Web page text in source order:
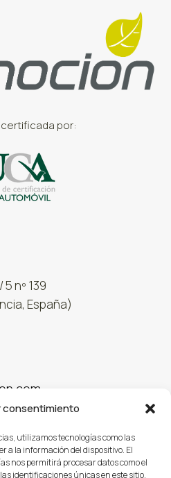
consentimiento
utilizamos tecnologías como las
a la información del dispositivo. El
nos permitirá procesar datos como el
identificaciones únicas en este sitio.
por:
5 nº 139
España)